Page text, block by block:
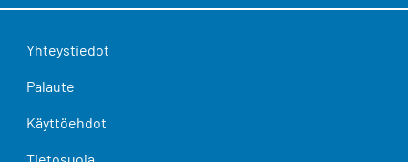
Yhteystiedot
Palaute
Käyttöehdot